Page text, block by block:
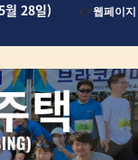
월 28일) 👉웹페이지